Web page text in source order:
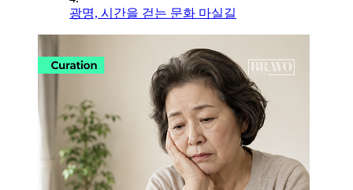
광명, 시간을 걷는 문화 마실길